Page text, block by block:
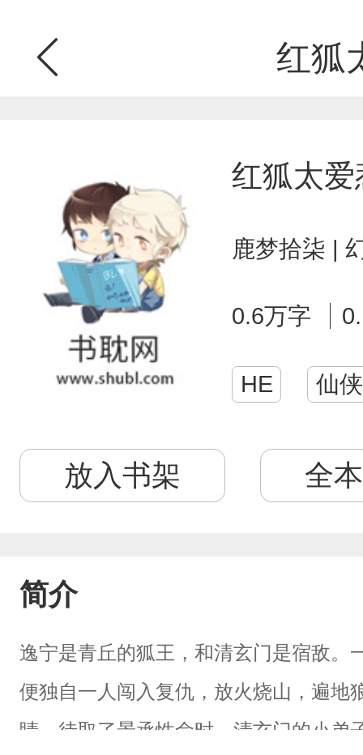
红狐
红狐太爱
鹿梦拾柒 |
0.6万字
HE 仙侠
放入书架 全
简介
逸宁是青丘的狐王，和清玄门是宿敌。
便独自一人闯入复仇，放火烧山，遍地
睛。待取了景承性命时，清玄门的小弟